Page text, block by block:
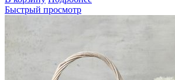
Быстрый просмотр